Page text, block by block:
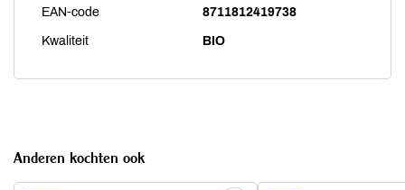
EAN-code 8711812419738
Kwaliteit BIO
Anderen kochten ook